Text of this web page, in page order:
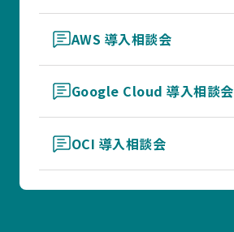
AWS 導入相談会
Google Cloud 導入相談会
OCI 導入相談会